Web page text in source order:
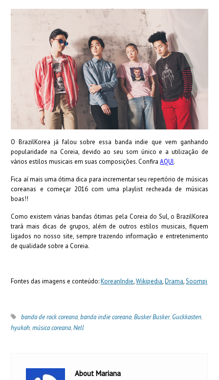
O BrazilKorea já falou sobre essa banda indie que vem ganhando
popularidade na Coreia, devido ao seu som único e a utilização de
vários estilos musicais em suas composições. ConfiraAQUI.
Fica aí mais uma ótima dica para incrementar seu repertório de músicas
coreanas e começar 2016 com uma playlist recheada de músicas
boas!!
Como existem várias bandas ótimas pela Coreia do Sul, o BrazilKorea
trará mais dicas de grupos, além de outros estilos musicais, fiquem
ligados no nosso site, sempre trazendo informação e entretenimento
de qualidade sobre a Coreia.
Fontes das imagens e conteúdo:KoreanIndie,Wikipedia,Drama,Soompi
banda de rock coreana,banda indie coreana,Busker Busker, Guckkasten,
hyukoh,música coreana,Nell
About Mariana